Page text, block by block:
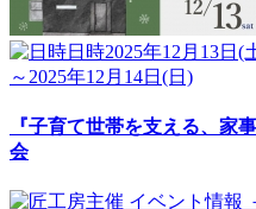
日時2025年12月13日(
～2025年12月14日(日)
『子育て世帯を支える、家
会